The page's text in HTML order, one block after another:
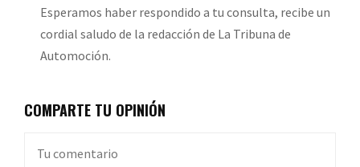
Esperamos haber respondido a tu consulta, recibe un
cordial saludo de la redacción de La Tribuna de
Automoción.
COMPARTE TU OPINIÓN